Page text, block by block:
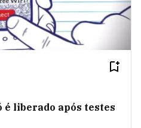
é liberado após testes